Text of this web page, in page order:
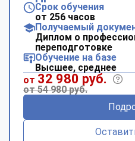
Срок обучения
от 256 часов
Получаемый
Диплом о
переподготовке
Обучение на базе
Высшее, среднее
от 32 980 руб.
от 54 980 руб.